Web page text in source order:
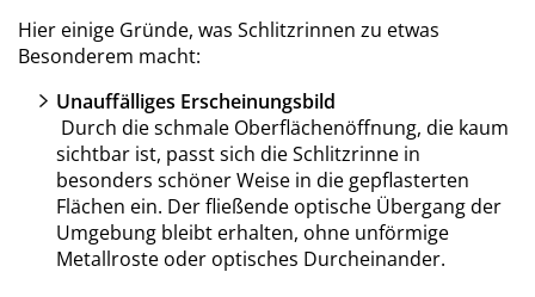
Hier einige Gründe, was Schlitzrinnen zu etwas
Besonderem macht:
Unauffälliges Erscheinungsbild
Durch die schmale Oberflächenöffnung, die kaum
sichtbar ist, passt sich die Schlitzrinne in
besonders schöner Weise in die gepflasterten
Flächen ein. Der fließende optische Übergang der
Umgebung bleibt erhalten, ohne unförmige
Metallroste oder optisches Durcheinander.